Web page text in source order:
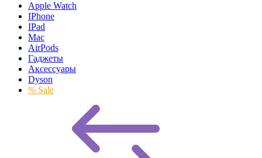
Apple Watch
IPhone
IPad
Mac
AirPods
Гаджеты
Аксессуары
Dyson
% Sale